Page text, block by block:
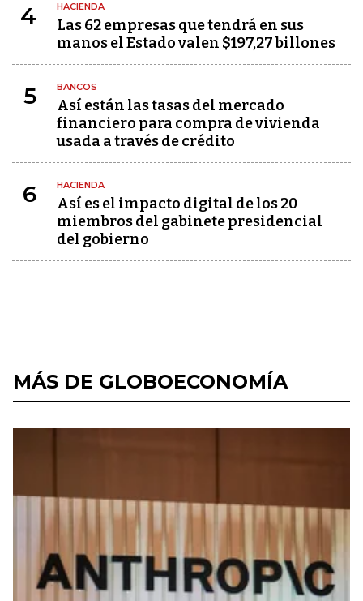
4 HACIENDA
Las 62 empresas que tendrá en sus
manos el Estado valen $197,27 billones
5 BANCOS
Así están las tasas del mercado
financiero para compra de vivienda
usada a través de crédito
6 HACIENDA
Así es el impacto digital de los 20
miembros del gabinete presidencial
del gobierno
MÁS DE GLOBOECONOMÍA